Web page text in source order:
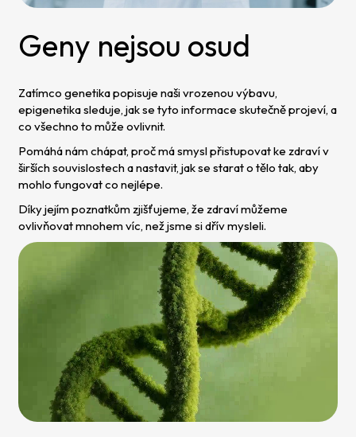
Geny nejsou osud
Zatímco genetika popisuje naši vrozenou výbavu,
epigenetika sleduje, jak se tyto informace skutečně projeví, a
co všechno to může ovlivnit.
Pomáhá nám chápat, proč má smysl přistupovat ke zdraví v
širších souvislostech a nastavit, jak se starat o tělo tak, aby
mohlo fungovat co nejlépe.
Díky jejím poznatkům zjišťujeme, že zdraví můžeme
ovlivňovat mnohem víc, než jsme si dřív mysleli.